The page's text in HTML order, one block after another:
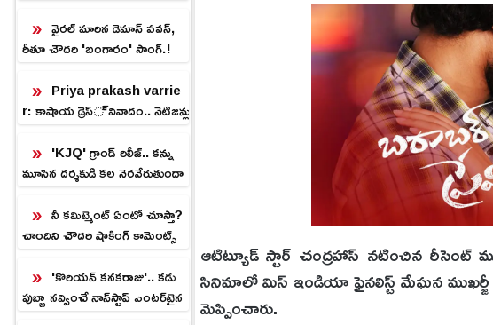
వైరల్ మారిన డెమాన్ పవన్,
రీతూ చౌదరి 'బంగారం' సాంగ్.!
Priya prakash varrie
r: కాషాయ డ్రెస్ వివాదం.. నెటిజన్లు
'KJQ' గ్రాండ్ రిలీజ్.. కన్ను
మూసిన దర్శకుడి కల నెరవేరుతుందా
నీ కమిట్మెంట్ ఏంటో చూస్తా?
చాందిని చౌదరి షాకింగ్ కామెంట్స్
'కొరియన్ కనకరాజు'.. కడు
పుబ్బా నవ్వించే నాన్‌స్టాప్ ఎంటర్‌టైన
ఆటిట్యూడ్ స్టార్ చంద్రహాస్‌ నటించిన రీసెంట్‌
సినిమాలో మిస్ ఇండియా ఫైనలిస్ట్ మేఘన
మెప్పించారు.